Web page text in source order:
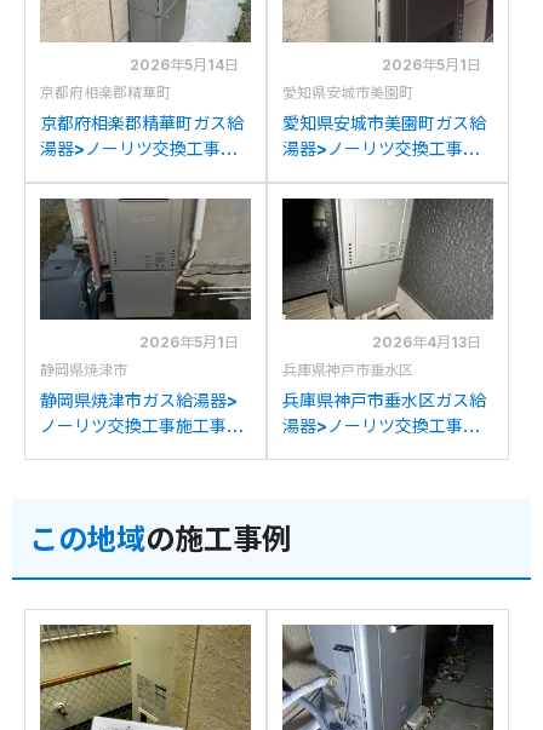
2026年5月14日
京都府相楽郡精華町
京都府相楽郡精華町ガス給
湯器>ノーリツ交換工事施
C2452(S)AWXからノーリ
ツGT-C2472SAW BLへの
交換
2026年5月1日
愛知県安城市美園町
愛知県安城市美園町ガス給
湯器>ノーリツ交換工事施
C2442SAWX-TGからノ
ーリツGT-C2472SAW BL
への交換
2026年5月1日
静岡県焼津市
静岡県焼津市ガス給湯器>
ノーリツ交換工事施工事
の交換
2026年4月13日
兵庫県神戸市垂水区
兵庫県神戸市垂水区ガス給
湯器>ノーリツ交換工事施
交換
この地域の施工事例